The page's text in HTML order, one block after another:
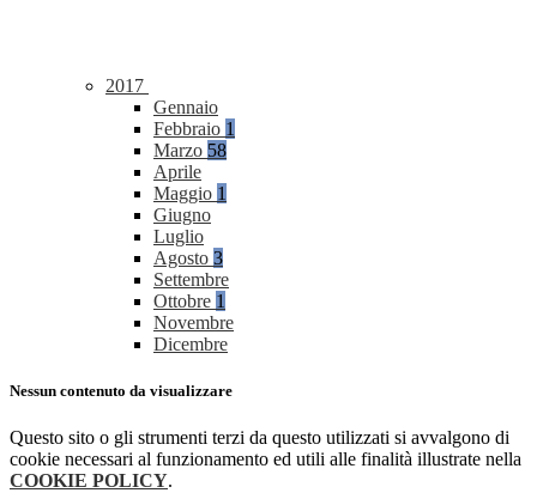
2017
Gennaio
Febbraio 1
Marzo 58
Aprile
Maggio 1
Giugno
Luglio
Agosto 3
Settembre
Ottobre 1
Novembre
Dicembre
Nessun contenuto da visualizzare
Questo sito o gli strumenti terzi da questo utilizzati si avvalgono di
cookie necessari al funzionamento ed utili alle finalità illustrate nella
COOKIE POLICY.